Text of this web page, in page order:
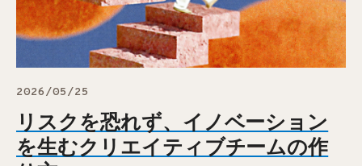
2026/05/25
リスクを恐れず、イノベーション
を生むクリエイティブチームの作